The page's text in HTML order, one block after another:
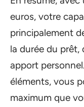
euros, votre
principalement
la durée du prêt,
apport
éléments, vous
maximum que